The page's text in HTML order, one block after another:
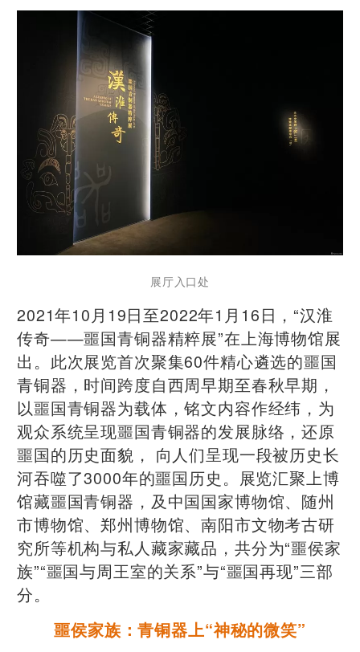
展厅入口处
2021年10月19日至2022年1月16日，“汉淮
传奇——噩国青铜器精粹展”在上海博物馆展
出。此次展览首次聚集60件精心遴选的噩国
青铜器，时间跨度自西周早期至春秋早期，
以噩国青铜器为载体，铭文内容作经纬，为
观众系统呈现噩国青铜器的发展脉络，还原
噩国的历史面貌， 向人们呈现一段被历史长
河吞噬了3000年的噩国历史。展览汇聚上博
馆藏噩国青铜器，及中国国家博物馆、随州
市博物馆、郑州博物馆、南阳市文物考古研
究所等机构与私人藏家藏品，共分为“噩侯家
族”“噩国与周王室的关系”与“噩国再现”三部
分。
噩侯家族：青铜器上“神秘的微笑”